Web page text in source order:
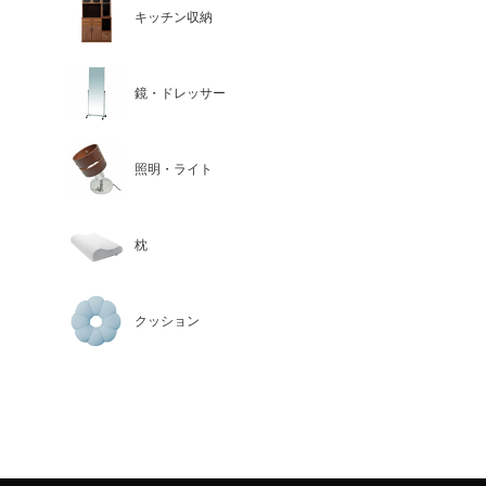
キッチン収納
鏡・ドレッサー
照明・ライト
枕
クッション